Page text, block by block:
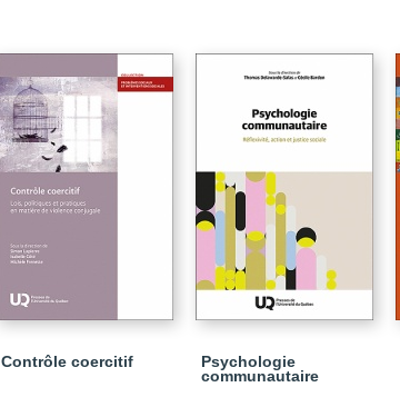
Contrôle coercitif
Psychologie
communautaire